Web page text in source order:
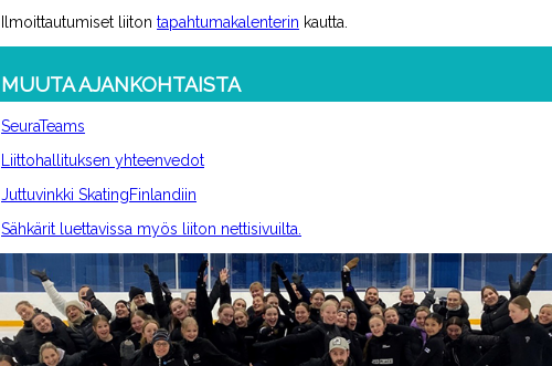
Ilmoittautumiset liiton tapahtumakalenterin kautta.
MUUTA AJANKOHTAISTA
SeuraTeams
Liittohallituksen yhteenvedot
Juttuvinkki SkatingFinlandiin
Sähkärit luettavissa myös liiton nettisivuilta.